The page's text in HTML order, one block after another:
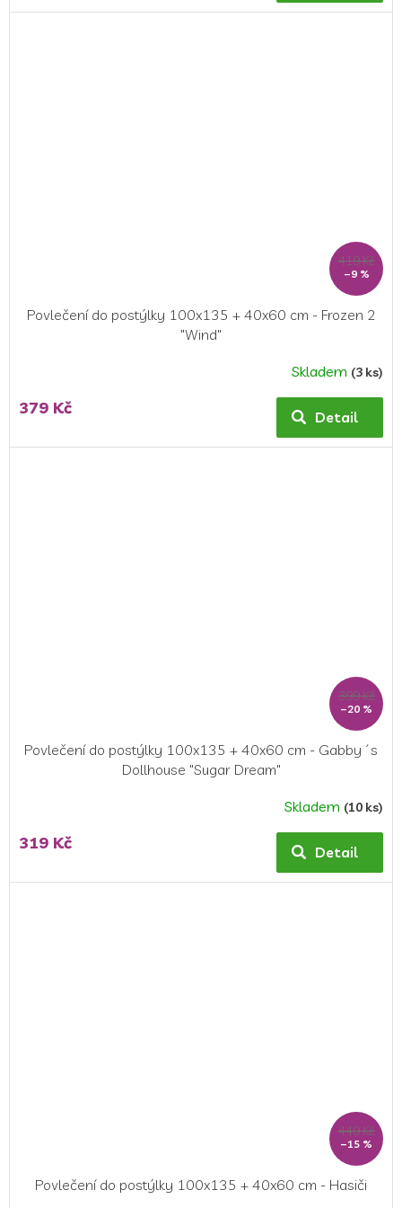
419 Kč
–9 %
Povlečení do postýlky 100x135 + 40x60 cm - Frozen 2
"Wind"
Skladem (3 ks)
379 Kč Detail
399 Kč
–20 %
Povlečení do postýlky 100x135 + 40x60 cm - Gabby´s
Dollhouse "Sugar Dream"
Skladem (10 ks)
319 Kč Detail
449 Kč
–15 %
Povlečení do postýlky 100x135 + 40x60 cm - Hasiči